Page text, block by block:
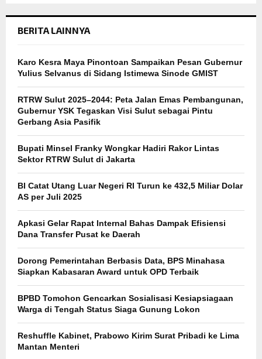
BERITA LAINNYA
Karo Kesra Maya Pinontoan Sampaikan Pesan Gubernur
Yulius Selvanus di Sidang Istimewa Sinode GMIST
RTRW Sulut 2025–2044: Peta Jalan Emas Pembangunan,
Gubernur YSK Tegaskan Visi Sulut sebagai Pintu
Gerbang Asia Pasifik
Bupati Minsel Franky Wongkar Hadiri Rakor Lintas
Sektor RTRW Sulut di Jakarta
BI Catat Utang Luar Negeri RI Turun ke 432,5 Miliar Dolar
AS per Juli 2025
Apkasi Gelar Rapat Internal Bahas Dampak Efisiensi
Dana Transfer Pusat ke Daerah
Dorong Pemerintahan Berbasis Data, BPS Minahasa
Siapkan Kabasaran Award untuk OPD Terbaik
BPBD Tomohon Gencarkan Sosialisasi Kesiapsiagaan
Warga di Tengah Status Siaga Gunung Lokon
Reshuffle Kabinet, Prabowo Kirim Surat Pribadi ke Lima
Mantan Menteri